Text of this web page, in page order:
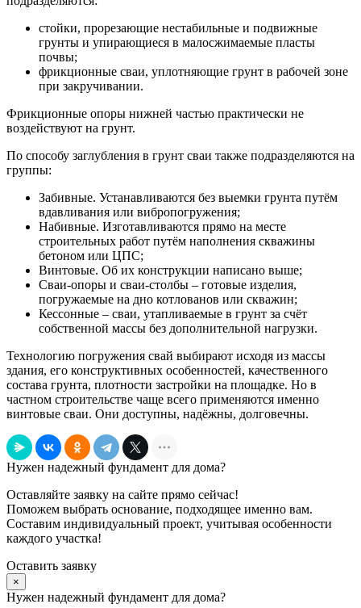
стойки, прорезающие нестабильные и подвижные
грунты и упирающиеся в малосжимаемые пласты
почвы;
фрикционные сваи, уплотняющие грунт в рабочей зоне
при закручивании.
Фрикционные опоры нижней частью практически не
воздействуют на грунт.
По способу заглубления в грунт сваи также подразделяются на
группы:
Забивные. Устанавливаются без выемки грунта путём
вдавливания или вибропогружения;
Набивные. Изготавливаются прямо на месте
строительных работ путём наполнения скважины
бетоном или ЦПС;
Винтовые. Об их конструкции написано выше;
Сваи-опоры и сваи-столбы – готовые изделия,
погружаемые на дно котлованов или скважин;
Кессонные – сваи, утапливаемые в грунт за счёт
собственной массы без дополнительной нагрузки.
Технологию погружения свай выбирают исходя из массы
здания, его конструктивных особенностей, качественного
состава грунта, плотности застройки на площадке. Но в
частном строительстве чаще всего применяются именно
винтовые сваи. Они доступны, надёжны, долговечны.
Нужен надежный фундамент для дома?
Оставляйте заявку на сайте прямо сейчас!
Поможем выбрать основание, подходящее именно вам.
Составим индивидуальный проект, учитывая особенности
каждого участка!
Оставить заявку
×
Нужен надежный фундамент для дома?